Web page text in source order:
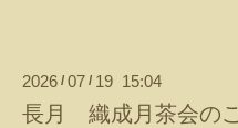
2026 / 07 / 19 15:04
長月 織成月茶会の